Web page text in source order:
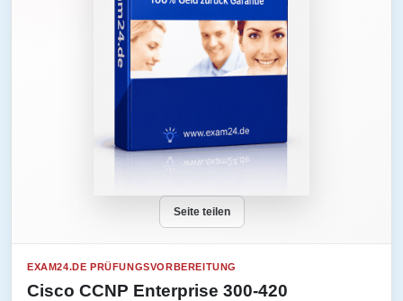
Seite teilen
EXAM24.DE PRÜFUNGSVORBEREITUNG
Cisco CCNP Enterprise 300-420